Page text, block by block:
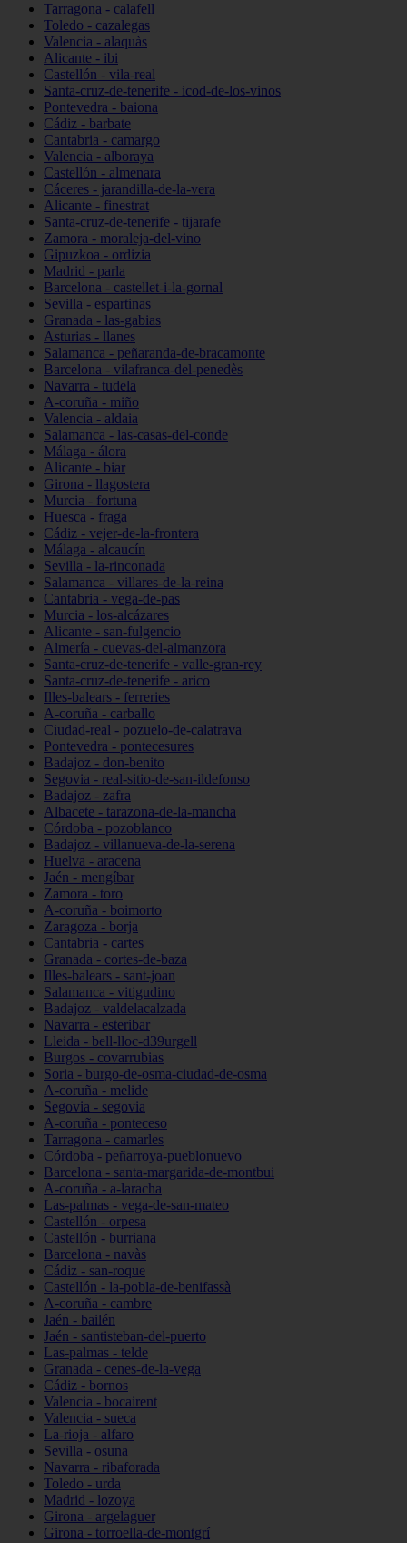
Tarragona - calafell
Toledo - cazalegas
Valencia - alaquàs
Alicante - ibi
Castellón - vila-real
Santa-cruz-de-tenerife - icod-de-los-vinos
Pontevedra - baiona
Cádiz - barbate
Cantabria - camargo
Valencia - alboraya
Castellón - almenara
Cáceres - jarandilla-de-la-vera
Alicante - finestrat
Santa-cruz-de-tenerife - tijarafe
Zamora - moraleja-del-vino
Gipuzkoa - ordizia
Madrid - parla
Barcelona - castellet-i-la-gornal
Sevilla - espartinas
Granada - las-gabias
Asturias - llanes
Salamanca - peñaranda-de-bracamonte
Barcelona - vilafranca-del-penedès
Navarra - tudela
A-coruña - miño
Valencia - aldaia
Salamanca - las-casas-del-conde
Málaga - álora
Alicante - biar
Girona - llagostera
Murcia - fortuna
Huesca - fraga
Cádiz - vejer-de-la-frontera
Málaga - alcaucín
Sevilla - la-rinconada
Salamanca - villares-de-la-reina
Cantabria - vega-de-pas
Murcia - los-alcázares
Alicante - san-fulgencio
Almería - cuevas-del-almanzora
Santa-cruz-de-tenerife - valle-gran-rey
Santa-cruz-de-tenerife - arico
Illes-balears - ferreries
A-coruña - carballo
Ciudad-real - pozuelo-de-calatrava
Pontevedra - pontecesures
Badajoz - don-benito
Segovia - real-sitio-de-san-ildefonso
Badajoz - zafra
Albacete - tarazona-de-la-mancha
Córdoba - pozoblanco
Badajoz - villanueva-de-la-serena
Huelva - aracena
Jaén - mengíbar
Zamora - toro
A-coruña - boimorto
Zaragoza - borja
Cantabria - cartes
Granada - cortes-de-baza
Illes-balears - sant-joan
Salamanca - vitigudino
Badajoz - valdelacalzada
Navarra - esteribar
Lleida - bell-lloc-d39urgell
Burgos - covarrubias
Soria - burgo-de-osma-ciudad-de-osma
A-coruña - melide
Segovia - segovia
A-coruña - ponteceso
Tarragona - camarles
Córdoba - peñarroya-pueblonuevo
Barcelona - santa-margarida-de-montbui
A-coruña - a-laracha
Las-palmas - vega-de-san-mateo
Castellón - orpesa
Castellón - burriana
Barcelona - navàs
Cádiz - san-roque
Castellón - la-pobla-de-benifassà
A-coruña - cambre
Jaén - bailén
Jaén - santisteban-del-puerto
Las-palmas - telde
Granada - cenes-de-la-vega
Cádiz - bornos
Valencia - bocairent
Valencia - sueca
La-rioja - alfaro
Sevilla - osuna
Navarra - ribaforada
Toledo - urda
Madrid - lozoya
Girona - argelaguer
Girona - torroella-de-montgrí